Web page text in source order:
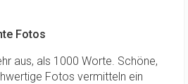
Fotos
aus, als 1000 Worte. Schöne,
Fotos vermitteln ein